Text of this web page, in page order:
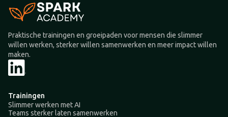
Praktische trainingen en groeipaden voor mensen die slimmer
willen werken, sterker willen samenwerken en meer impact willen
maken.
Trainingen
Slimmer werken met AI
Teams sterker laten samenwerken